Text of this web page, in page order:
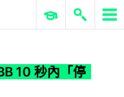
BB 10 秒內「停喊」
ERP 與商業 AI
10 秒內「停